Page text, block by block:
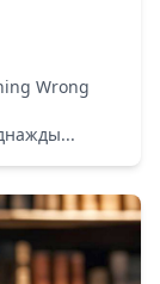
Wrong